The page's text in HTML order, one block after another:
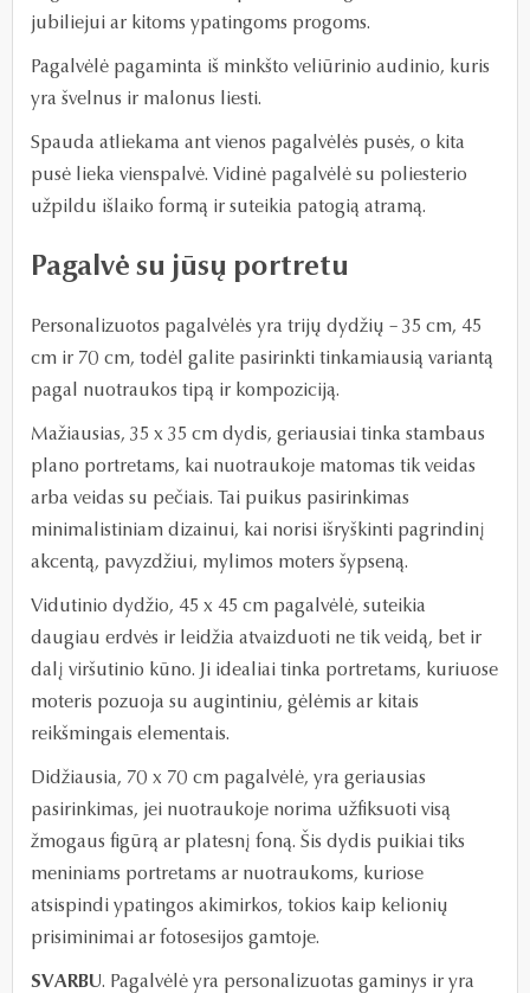
jubiliejui ar kitoms ypatingoms progoms.
Pagalvėlė pagaminta iš minkšto veliūrinio audinio, kuris
yra švelnus ir malonus liesti.
Spauda atliekama ant vienos pagalvėlės pusės, o kita
pusė lieka vienspalvė. Vidinė pagalvėlė su poliesterio
užpildu išlaiko formą ir suteikia patogią atramą.
Pagalvė su jūsų portretu
Personalizuotos pagalvėlės yra trijų dydžių – 35 cm, 45
cm ir 70 cm, todėl galite pasirinkti tinkamiausią variantą
pagal nuotraukos tipą ir kompoziciją.
Mažiausias, 35 x 35 cm dydis, geriausiai tinka stambaus
plano portretams, kai nuotraukoje matomas tik veidas
arba veidas su pečiais. Tai puikus pasirinkimas
minimalistiniam dizainui, kai norisi išryškinti pagrindinį
akcentą, pavyzdžiui, mylimos moters šypseną.
Vidutinio dydžio, 45 x 45 cm pagalvėlė, suteikia
daugiau erdvės ir leidžia atvaizduoti ne tik veidą, bet ir
dalį viršutinio kūno. Ji idealiai tinka portretams, kuriuose
moteris pozuoja su augintiniu, gėlėmis ar kitais
reikšmingais elementais.
Didžiausia, 70 x 70 cm pagalvėlė, yra geriausias
pasirinkimas, jei nuotraukoje norima užfiksuoti visą
žmogaus figūrą ar platesnį foną. Šis dydis puikiai tiks
meniniams portretams ar nuotraukoms, kuriose
atsispindi ypatingos akimirkos, tokios kaip kelionių
prisiminimai ar fotosesijos gamtoje.
SVARBU. Pagalvėlė yra personalizuotas gaminys ir yra